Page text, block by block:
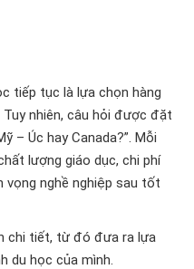
tiếp tục là lựa chọn hàng
nhiên, câu hỏi được đặt
– Úc hay Canada?”. Mỗi
lượng giáo dục, chi phí
vọng nghề nghiệp sau tốt
chi tiết, từ đó đưa ra lựa
du học của mình.